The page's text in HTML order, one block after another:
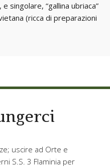
singolare, “gallina ubriaca”
(ricca di preparazioni
uscire ad Orte e
S.S. 3 Flaminia per